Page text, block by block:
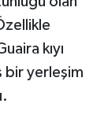
kıyı
bir yerleşim